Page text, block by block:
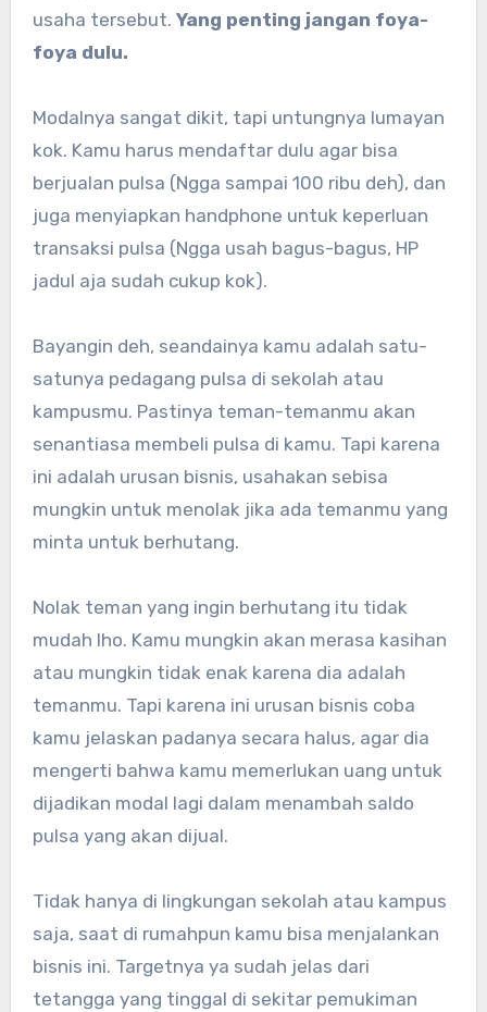
usaha tersebut. Yang penting jangan foya-
foya dulu.
Modalnya sangat dikit, tapi untungnya lumayan
kok. Kamu harus mendaftar dulu agar bisa
berjualan pulsa (Ngga sampai 100 ribu deh), dan
juga menyiapkan handphone untuk keperluan
transaksi pulsa (Ngga usah bagus-bagus, HP
jadul aja sudah cukup kok).
Bayangin deh, seandainya kamu adalah satu-
satunya pedagang pulsa di sekolah atau
kampusmu. Pastinya teman-temanmu akan
senantiasa membeli pulsa di kamu. Tapi karena
ini adalah urusan bisnis, usahakan sebisa
mungkin untuk menolak jika ada temanmu yang
minta untuk berhutang.
Nolak teman yang ingin berhutang itu tidak
mudah lho. Kamu mungkin akan merasa kasihan
atau mungkin tidak enak karena dia adalah
temanmu. Tapi karena ini urusan bisnis coba
kamu jelaskan padanya secara halus, agar dia
mengerti bahwa kamu memerlukan uang untuk
dijadikan modal lagi dalam menambah saldo
pulsa yang akan dijual.
Tidak hanya di lingkungan sekolah atau kampus
saja, saat di rumahpun kamu bisa menjalankan
bisnis ini. Targetnya ya sudah jelas dari
tetangga yang tinggal di sekitar pemukiman